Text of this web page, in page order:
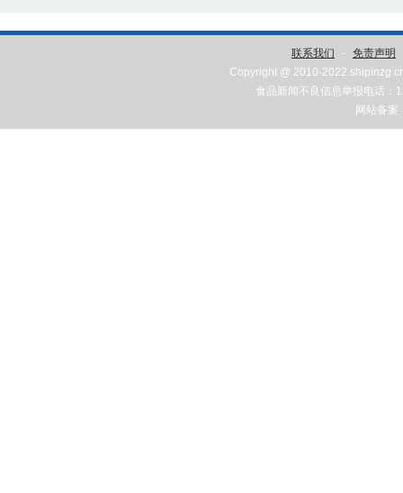
联系我们 - 免责声明
Copyright @ 2010-2022
食品新闻不良信息举报电话：
网站备案